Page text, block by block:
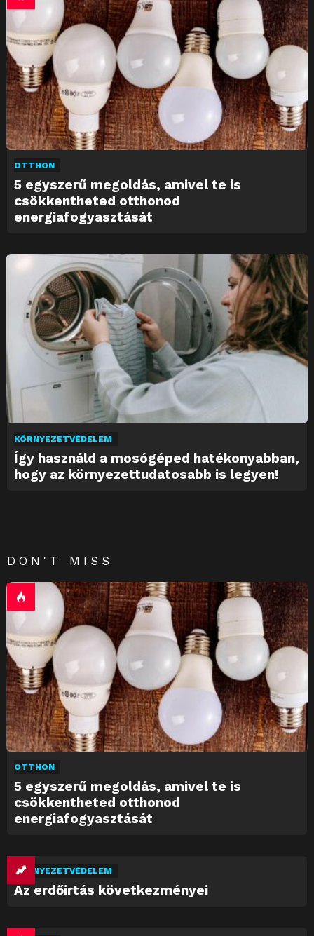
OTTHON
5 egyszerű megoldás, amivel te is
csökkentheted otthonod
energiafogyasztását
KÖRNYEZETVÉDELEM
Így használd a mosógéped hatékonyabban,
hogy az környezettudatosabb is legyen!
DON'T MISS
OTTHON
5 egyszerű megoldás, amivel te is
csökkentheted otthonod
energiafogyasztását
KÖRNYEZETVÉDELEM
Az erdőirtás következményei